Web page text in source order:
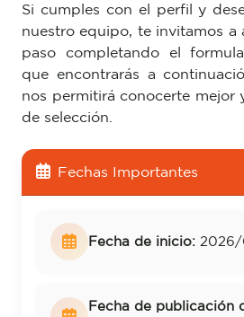
Si cumples con el perfil y
nuestro equipo, te invitamos a
paso completando el
que encontrarás a
nos permitirá conocerte mejor
de selección.
Fechas Importantes
Fecha de inicio: 2026/
Fecha de publicación